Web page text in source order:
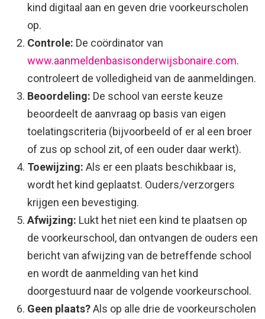
kind digitaal aan en geven drie voorkeurscholen
op.
Controle: De coördinator van
www.aanmeldenbasisonderwijsbonaire.com.
controleert de volledigheid van de aanmeldingen.
Beoordeling: De school van eerste keuze
beoordeelt de aanvraag op basis van eigen
toelatingscriteria (bijvoorbeeld of er al een broer
of zus op school zit, of een ouder daar werkt).
Toewijzing: Als er een plaats beschikbaar is,
wordt het kind geplaatst. Ouders/verzorgers
krijgen een bevestiging.
Afwijzing: Lukt het niet een kind te plaatsen op
de voorkeurschool, dan ontvangen de ouders een
bericht van afwijzing van de betreffende school
en wordt de aanmelding van het kind
doorgestuurd naar de volgende voorkeurschool.
Geen plaats?Als op alle drie de voorkeurscholen